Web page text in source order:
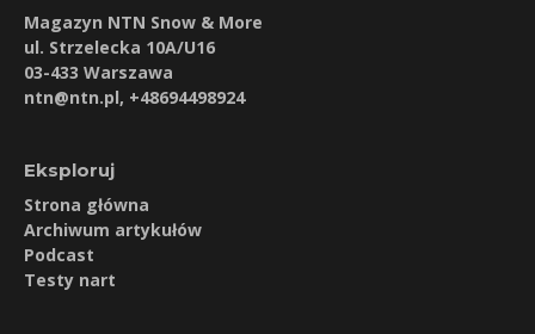
Magazyn NTN Snow & More
ul. Strzelecka 10A/U16
03-433 Warszawa
ntn@ntn.pl, +48694498924
Eksploruj
Strona główna
Archiwum artykułów
Podcast
Testy nart